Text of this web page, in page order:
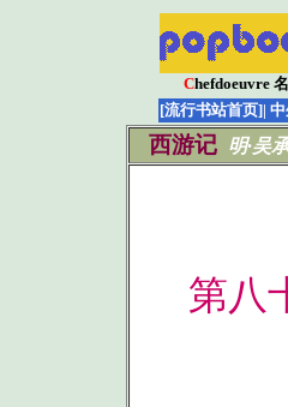
Chefdoeuvre 名
[流行书站首页]|
西游记 明·吴
第八